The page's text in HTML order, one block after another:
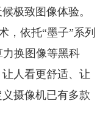
极致图像体验。
，依托“墨子”系列
力换图像等黑科
人看更舒适、让
摄像机已有多款